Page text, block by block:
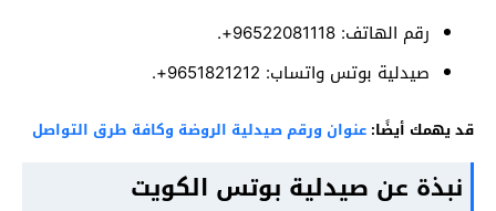
رقم الهاتف: 96522081118+.
صيدلية بوتس واتساب: 9651821212+.
قد يهمك أيضًا: عنوان ورقم صيدلية الروضة وكافة طرق التواصل
نبذة عن صيدلية بوتس الكويت